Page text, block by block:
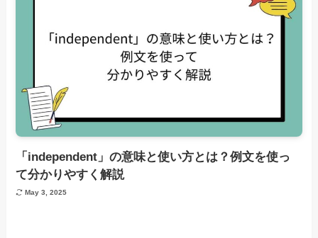
「independent」の意味と使い方とは？例文を使っ
て分かりやすく解説
May 3, 2025